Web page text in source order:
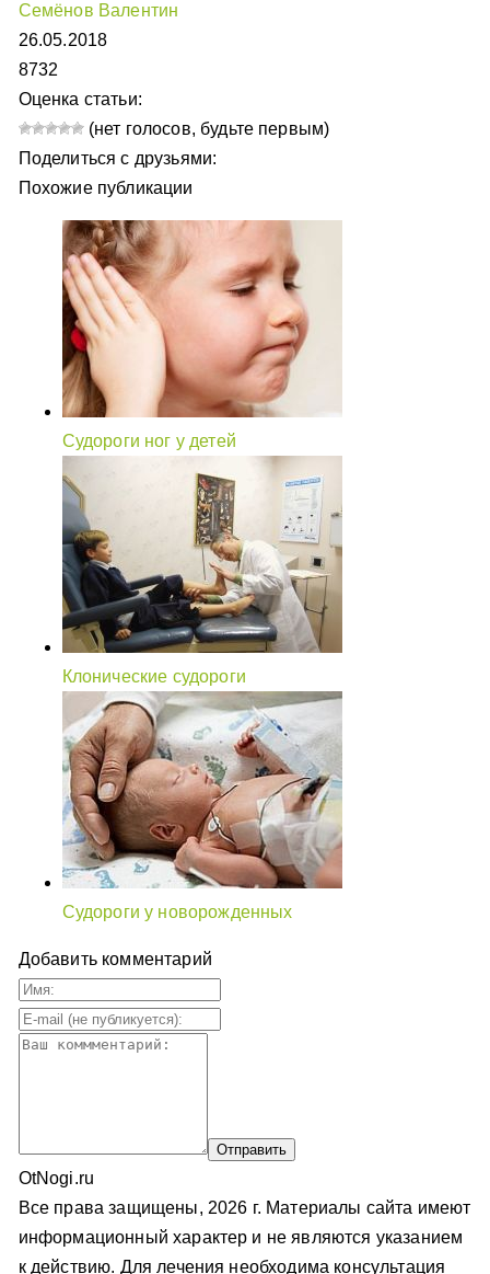
Семёнов Валентин
26.05.2018
8732
Оценка статьи:
(нет голосов, будьте первым)
Поделиться с друзьями:
Похожие публикации
Судороги ног у детей
Клонические судороги
Судороги у новорожденных
Добавить комментарий
OtNogi.ru
Все права защищены, 2026 г. Материалы сайта имеют
информационный характер и не являются указанием
к действию. Для лечения необходима консультация